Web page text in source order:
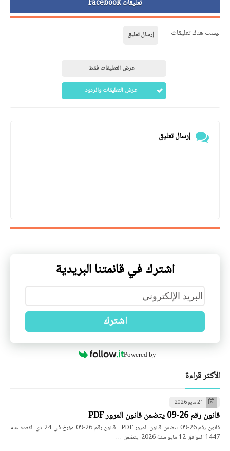
تعليقات Facebook
ليست هناك تعليقات إرسال تعليق
عرض التعليقات فقط
عرض التعليقات والردود
إرسال تعليق
اشترك في قائمتنا البريدية
اشترك
Powered by
الأكثر قراءة
21 مايو 2026
قانون رقم 26-09 يتضمن قانون المرور PDF
قانون رقم 26-09 يتضمن قانون المرور PDF قانون رقم 26-09 مؤرخ في 24 ذي القعدة عام
1447 الموافق 12 مايو سنة 2026، يتضمن …